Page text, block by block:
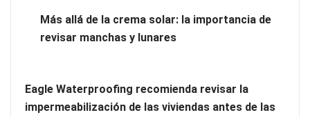
Más allá de la crema solar: la importancia de
revisar manchas y lunares
Eagle Waterproofing recomienda revisar la
impermeabilización de las viviendas antes de las